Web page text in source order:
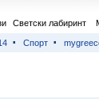
Светски лабиринт
Спорт